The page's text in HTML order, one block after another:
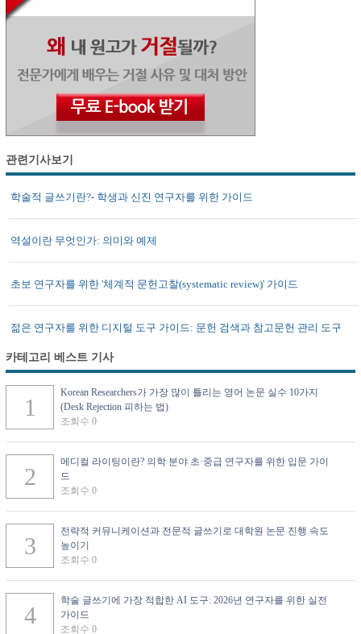
관련기사보기
학술적 글쓰기란?- 학생과 신진 연구자를 위한 가이드
역설이란 무엇인가: 의미와 예제
초보 연구자를 위한 '체계적 문헌고찰(systematic review)' 가이드
젊은 연구자를 위한 디지털 도구 가이드: 문헌 검색과 참고문헌 관리 도구
카테고리 베스트 기사
Korean Researchers가 가장 많이 틀리는 영어 논문 실수 10가지
(Desk Rejection 피하는 법)
조회수 0
메디컬 라이팅이란? 의학 분야 초·중급 연구자를 위한 입문 가이
드
조회수 0
전략적 커뮤니케이션과 전문적 글쓰기로 대학원 논문 진행 속도
높이기
조회수 0
학술 글쓰기에 가장 적합한 AI 도구: 2026년 연구자를 위한 실전
가이드
조회수 0